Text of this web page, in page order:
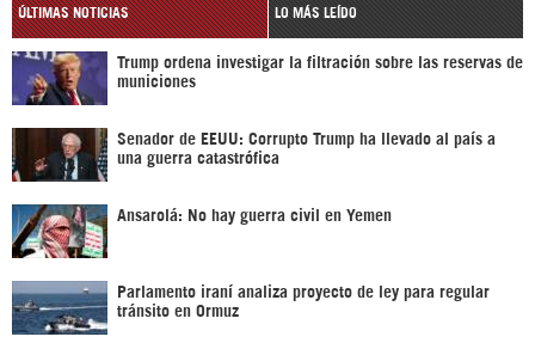
ÚLTIMAS NOTICIAS LO MÁS LEÍDO
Trump ordena investigar la filtración sobre las reservas de
municiones
Senador de EEUU: Corrupto Trump ha llevado al país a
una guerra catastrófica
Ansarolá: No hay guerra civil en Yemen
Parlamento iraní analiza proyecto de ley para regular
tránsito en Ormuz